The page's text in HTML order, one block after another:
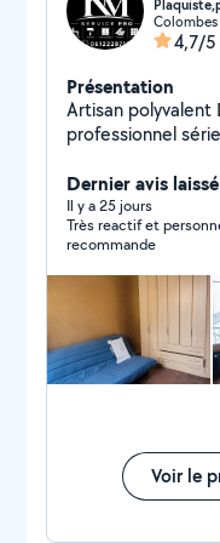
Colombes
4,7/5
Présentation
Artisan polyvalent Disponible rapidement ! Besoin d'un
professionnel
complètes,
-Peinture
plâtrerie -
-Électricité (petits
Installation et
appartement ou
votre
Intervention
besoins
Dernier avis
Il y a 25 jours
Très reactif et
recommande
Voir le